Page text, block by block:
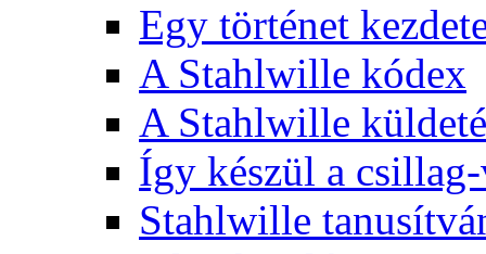
Egy történet
A Stahlwille kódex
A Stahlwille
Így készül a
Stahlwille